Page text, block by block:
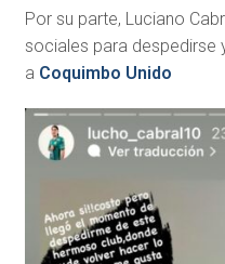
Por su parte, Luciano
sociales para despedirse
a Coquimbo Unido